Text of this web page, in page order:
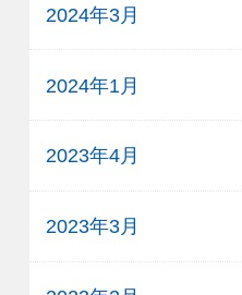
2024年3月
2024年1月
2023年4月
2023年3月